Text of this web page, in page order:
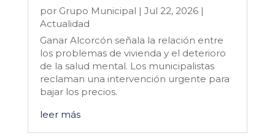
por Grupo Municipal | Jul 22, 2026|
Actualidad
Ganar Alcorcón señala la relación entre
los problemas de vivienda y el deterioro
de la salud mental. Los municipalistas
reclaman una intervención urgente para
bajar los precios.
leer más